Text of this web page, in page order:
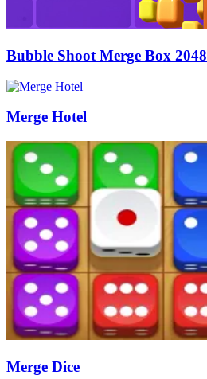
Bubble Shoot Merge Box 2048
Merge Hotel
Merge Dice